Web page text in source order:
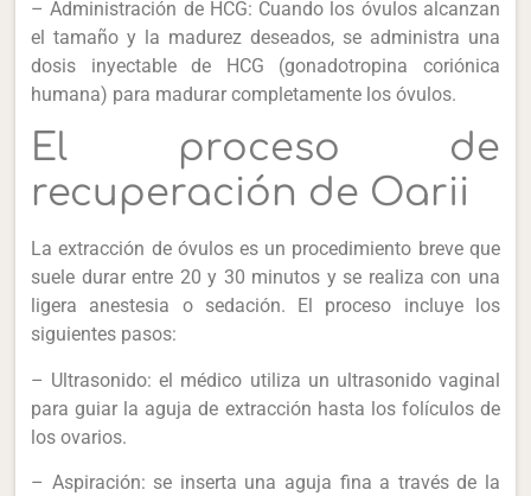
– Administración de HCG: Cuando los óvulos alcanzan
el tamaño y la madurez deseados, se administra una
dosis inyectable de HCG (gonadotropina coriónica
humana) para madurar completamente los óvulos.
El proceso de
recuperación de Oarii
La extracción de óvulos es un procedimiento breve que
suele durar entre 20 y 30 minutos y se realiza con una
ligera anestesia o sedación. El proceso incluye los
siguientes pasos:
– Ultrasonido: el médico utiliza un ultrasonido vaginal
para guiar la aguja de extracción hasta los folículos de
los ovarios.
– Aspiración: se inserta una aguja fina a través de la